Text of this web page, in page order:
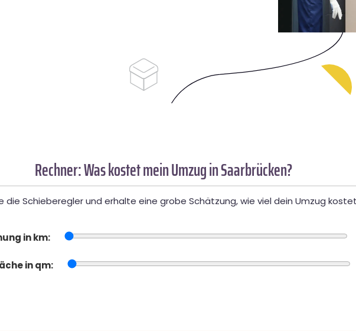
Rechner: Was kostet mein Umzug in Saarbrücken?
die Schieberegler und erhalte eine grobe Schätzung, wie viel dein Umzug
in km:
in qm: